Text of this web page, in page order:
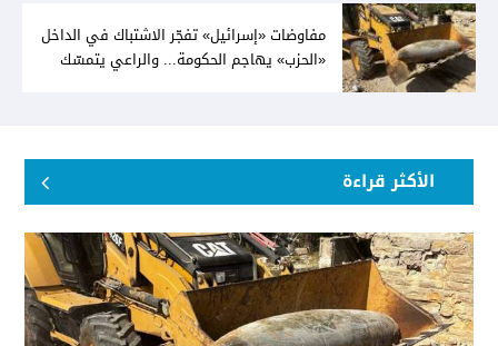
مفاوضات «إسرائيل» تفجّر الاشتباك في الداخل
«الحزب» يهاجم الحكومة... والراعي يتمسّك
الأكثر قراءة